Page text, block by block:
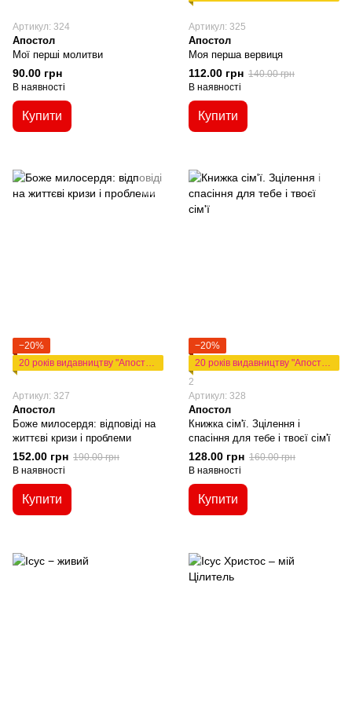
Артикул: 324
Апостол
Мої перші молитви
90.00 грн
В наявності
Купити
Артикул: 325
Апостол
Моя перша вервиця
112.00 грн 140.00 грн
В наявності
Купити
−20%
Артикул: 327
Апостол
Боже милосердя: відповіді на
життєві кризи і проблеми
152.00 грн 190.00 грн
В наявності
Купити
−20%
2
Артикул: 328
Апостол
Книжка сім'ї. Зцілення і
спасіння для тебе і твоєї сім'ї
128.00 грн 160.00 грн
В наявності
Купити